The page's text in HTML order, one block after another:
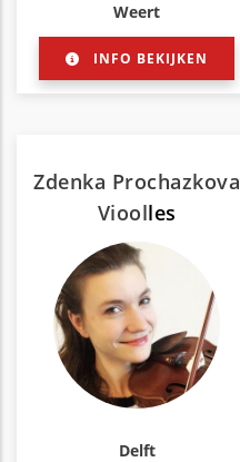
Weert
INFO BEKIJKEN
Zdenka Prochazkova
Vioolles
Delft